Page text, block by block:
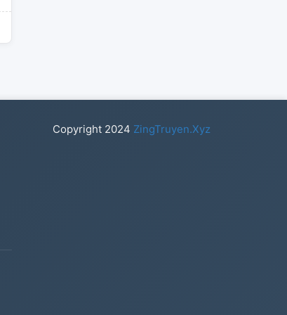
Copyright 2024 ZingTruyen.Xyz